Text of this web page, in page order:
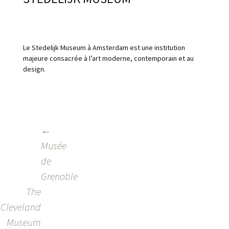
Le Stedelijk Museum à Amsterdam est une institution
majeure consacrée à l’art moderne, contemporain et au
design.
NAVIGATION
ARTICLES
←
Musée
de
Grenoble
The
Cleveland
Museum